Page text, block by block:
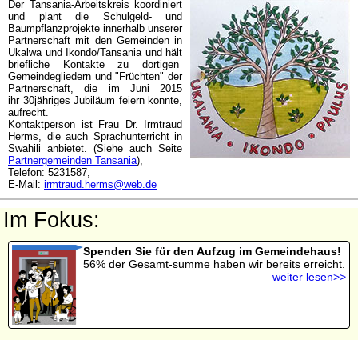
Der Tansania-Arbeitskreis koordiniert
und plant die Schulgeld- und
Baumpflanzprojekte innerhalb unserer
Partnerschaft mit den Gemeinden in
Ukalwa und Ikondo/Tansania und hält
briefliche Kontakte zu dortigen
Gemeindegliedern und "Früchten" der
Partnerschaft, die im Juni 2015
ihr 30jähriges Jubiläum feiern konnte,
aufrecht.
Kontaktperson ist Frau Dr. Irmtraud
Herms, die auch Sprachunterricht in
Swahili anbietet. (Siehe auch Seite
Partnergemeinden Tansania),
Telefon: 5231587,
E-Mail: irmtraud.herms@web.de
Im Fokus:
Spenden Sie für den Aufzug im Gemeindehaus!
56% der Gesamt-summe haben wir bereits erreicht.
weiter lesen>>